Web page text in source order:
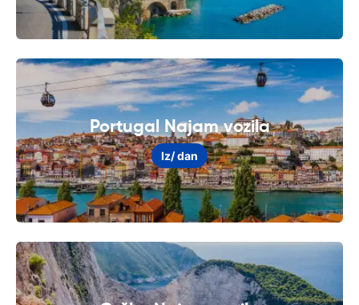
Portugal Najam vozila
Iz/ dan